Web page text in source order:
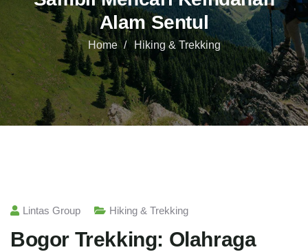
Alam Sentul
Home Hiking & Trekking
Lintas Group Hiking & Trekking
Bogor Trekking: Olahraga